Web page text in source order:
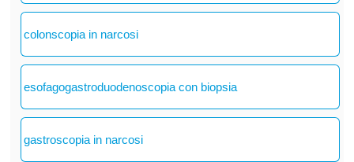
colonscopia in narcosi
esofagogastroduodenoscopia con biopsia
gastroscopia in narcosi